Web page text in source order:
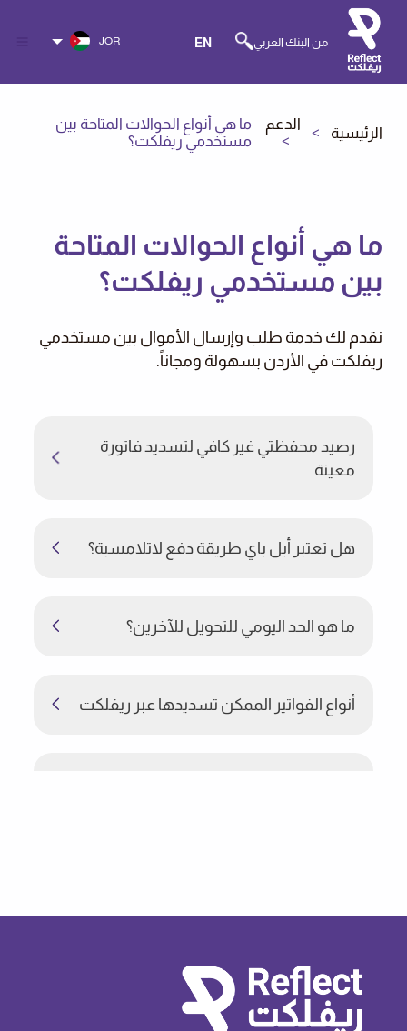
من البنك العربي EN
JOR
الرئيسية الدعم
ما هي أنواع الحوالات المتاحة بين
مستخدمي ريفلكت؟
ما هي أنواع الحوالات المتاحة
بين مستخدمي ريفلكت؟
نقدم لك خدمة طلب وإرسال الأموال بين مستخدمي
ريفلكت في الأردن بسهولة ومجاناً.
رصيد محفظتي غير كافي لتسديد فاتورة
معينة
هل تعتبر أبل باي طريقة دفع لاتلامسية؟
ما هو الحد اليومي للتحويل للآخرين؟
أنواع الفواتير الممكن تسديدها عبر ريفلكت